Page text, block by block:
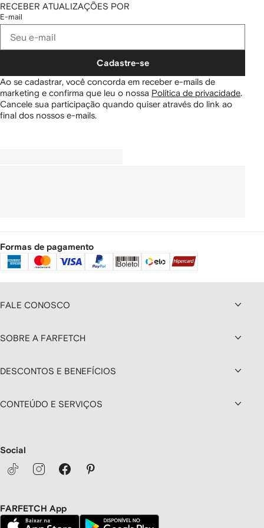
RECEBER ATUALIZAÇÕES POR
E-mail
Cadastre-se
Ao se cadastrar, você concorda em receber e-mails de
marketing e confirma que leu o nossa Política de privacidade.
Cancele sua participação quando quiser através do link ao
final dos nossos e-mails.
Formas de pagamento
FALE CONOSCO
SOBRE A FARFETCH
DESCONTOS E BENEFÍCIOS
CONTEÚDO E SERVIÇOS
Social
FARFETCH App